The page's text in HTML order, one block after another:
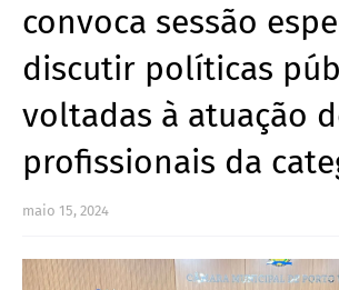
convoca sessão
discutir políticas
voltadas à atuação
profissionais da
maio 15, 2024